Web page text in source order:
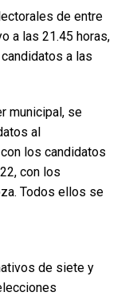
de entre
a las 21.45 horas,
a las
municipal, se
al
los candidatos
con los
Todos ellos se
de siete y